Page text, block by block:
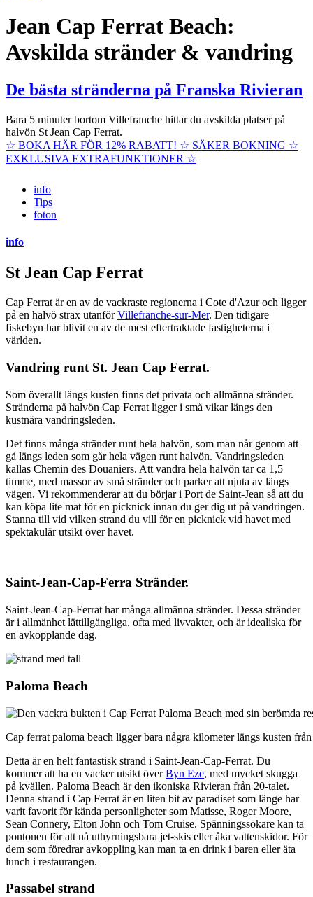
Jean Cap Ferrat Beach:
Avskilda stränder & vandring
De bästa stränderna på Franska Rivieran
Bara 5 minuter bortom Villefranche hittar du avskilda platser på
halvön St Jean Cap Ferrat.
☆ BOKA HÄR FÖR 12% RABATT! ☆ SÄKER BOKNING ☆
EXKLUSIVA EXTRAFUNKTIONER ☆
info
Tips
foton
info
St Jean Cap Ferrat
Cap Ferrat är en av de vackraste regionerna i Cote d'Azur och ligger
på en halvö strax utanförVillefranche-sur-Mer. Den tidigare
fiskebyn har blivit en av de mest eftertraktade fastigheterna i
världen.
Vandring runt St. Jean Cap Ferrat.
Som överallt längs kusten finns det privata och allmänna stränder.
Stränderna på halvön Cap Ferrat ligger i små vikar längs den
kustnära vandringsleden.
Det finns många stränder runt hela halvön, som man når genom att
gå längs leden som går hela vägen runt halvön. Vandringsleden
kallas Chemin des Douaniers. Att vandra hela halvön tar ca 1,5
timme, med massor av små stränder och parker att njuta av längs
vägen. Vi rekommenderar att du börjar i Port de Saint-Jean så att du
kan köpa lite mat för en picknick innan du ger dig ut på vandringen.
Stanna till vid vilken strand du vill för en picknick vid havet med
spektakulär utsikt över havet.
Saint-Jean-Cap-Ferra Stränder.
Saint-Jean-Cap-Ferrat har många allmänna stränder. Dessa stränder
är i allmänhet lättillgängliga, ofta med livvakter, och är idealiska för
en avkopplande dag.
Paloma Beach
Cap ferrat paloma beach ligger bara några kilometer längs kusten
Detta är en helt fantastisk strand i Saint-Jean-Cap-Ferrat. Du
kommer att ha en vacker utsikt överByn Eze, med mycket skugga
på kvällen. Paloma Beach är den ikoniska Rivieran från 20-talet.
Denna strand i Cap Ferrat är en liten bit av paradiset som länge har
varit favorit för kända personligheter som Matisse, Roger Moore,
Sean Connery, Elton John och Tom Cruise. Spänningssökare kan ta
pontonen för att nå uthyrningsbara jet-skis eller åka vattenskidor. För
dem som föredrar avkoppling kan man ta en drink i baren eller äta
lunch i restaurangen.
Passabel strand